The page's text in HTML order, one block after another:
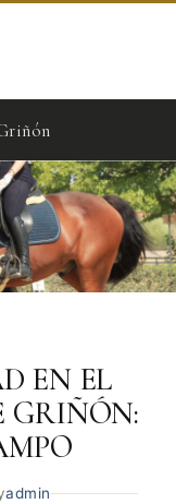
EN EL
GRIÑÓN:
admin